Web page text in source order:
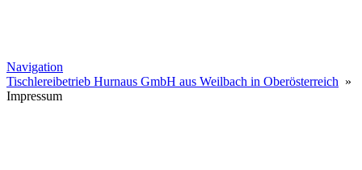
Navigation
Tischlereibetrieb Hurnaus GmbH aus Weilbach in Oberösterreich »
Impressum